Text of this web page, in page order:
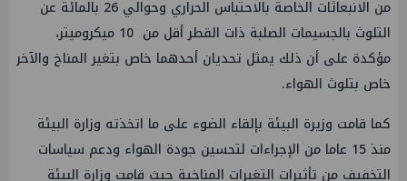
من الانبعاثات الخاصة بالاحتباس الحراري وحوالي 26 بالمائة عن
التلوث بالجسيمات الصلبة ذات القطر أقل من 10 ميكروميتر،
مؤكدة على أن ذلك يمثل تحديان أحدهما خاص بتغير المناخ والآخر
خاص بتلوث الهواء.
كما قامت وزيرة البيئة بإلقاء الضوء على ما اتخذته وزارة البيئة
منذ 15 عاما من الإجراءات لتحسين جودة الهواء ودعم سياسات
التخفيف من تأثيرات التغيرات المناخية حيث قامت وزارة البيئة